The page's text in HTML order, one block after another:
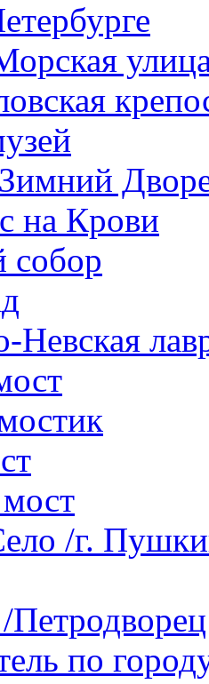
на Крови
собор
Невская
/г.
Петродворец
по